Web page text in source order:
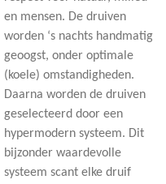
en mensen. De druiven
worden ‘s nachts handmatig
geoogst, onder optimale
(koele) omstandigheden.
Daarna worden de druiven
geselecteerd door een
hypermodern systeem. Dit
bijzonder waardevolle
systeem scant elke druif